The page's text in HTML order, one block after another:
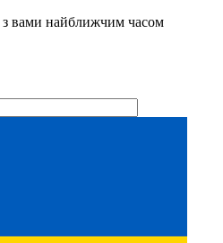
вами найближчим часом